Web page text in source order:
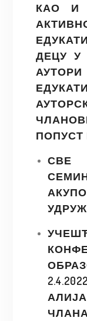
КАО И
ДЕЦУ У
ПОПУСТ
СВЕ